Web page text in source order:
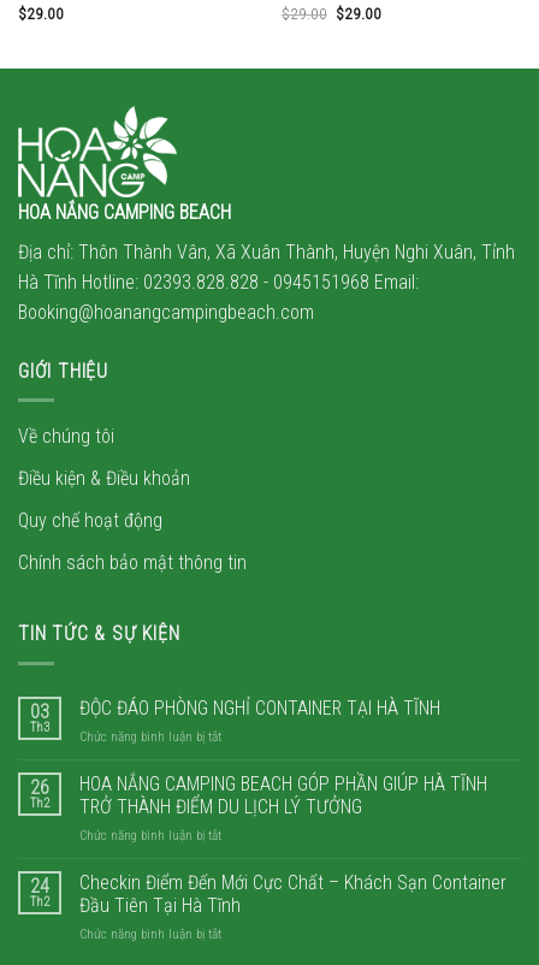
Rated
$29.00 Rated 4.75
$29.00 $29.00
HOA NẮNG CAMPING BEACH
Địa chỉ: Thôn Thành Vân, Xã Xuân Thành, Huyện Nghi Xuân, Tỉnh
Hà Tĩnh Hotline: 02393.828.828 - 0945151968 Email:
Booking@hoanangcampingbeach.com
GIỚI THIỆU
Về chúng tôi
Điều kiện & Điều khoản
Quy chế hoạt động
Chính sách bảo mật thông tin
TIN TỨC & SỰ KIỆN
03
Th3
ĐỘC ĐÁO PHÒNG NGHỈ CONTAINER TẠI HÀ TĨNH
Chức năng bình luận bị tắtở
ĐÁO
PHÒNG
NGHỈ
CONTAINER
HÀ
TĨNH
26
Th2
HOA NẮNG CAMPING BEACH GÓP PHẦN GIÚP HÀ TĨNH
TRỞ THÀNH ĐIỂM DU LỊCH LÝ TƯỞNG
Chức năng bình luận bị tắtở
NẮNG
CAMPING
BEACH
GÓP
24
Th2
Checkin Điểm Đến Mới Cực Chất – Khách Sạn Container
Đầu Tiên Tại Hà Tĩnh
Chức năng bình luận bị tắtở